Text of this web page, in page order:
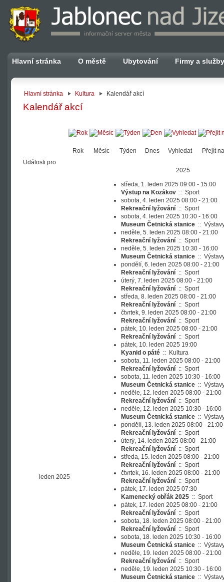
Hlavní stránka O městě Ubytování Firmy a služby
Hlavní stránka Kultura Kalendář akcí
Kalendář akcí
Rok Měsíc Týden Dnes Vyhledat
Přejít
Události pro
2025
leden 2025
středa, 1. leden 2025 09:00 - 15:00
Výstup na Kozákov :: Sport
sobota, 4. leden 2025 08:00 - 21:00
Rekreační lyžování :: Sport
sobota, 4. leden 2025 10:30 - 16:00
Museum Četnická stanice ::
neděle, 5. leden 2025 08:00 - 21:00
Rekreační lyžování :: Sport
neděle, 5. leden 2025 10:30 - 16:00
Museum Četnická stanice ::
pondělí, 6. leden 2025 08:00 - 21:00
Rekreační lyžování :: Sport
úterý, 7. leden 2025 08:00 - 21:00
Rekreační lyžování :: Sport
středa, 8. leden 2025 08:00 - 21:00
Rekreační lyžování :: Sport
čtvrtek, 9. leden 2025 08:00 - 21:00
Rekreační lyžování :: Sport
pátek, 10. leden 2025 08:00 - 21:00
Rekreační lyžování :: Sport
pátek, 10. leden 2025 19:00
Kyanid o páté :: Kultura
sobota, 11. leden 2025 08:00 - 21:00
Rekreační lyžování :: Sport
sobota, 11. leden 2025 10:30 - 16:00
Museum Četnická stanice ::
neděle, 12. leden 2025 08:00 - 21:00
Rekreační lyžování :: Sport
neděle, 12. leden 2025 10:30 - 16:00
Museum Četnická stanice ::
pondělí, 13. leden 2025 08:00 - 21:00
Rekreační lyžování :: Sport
úterý, 14. leden 2025 08:00 - 21:00
Rekreační lyžování :: Sport
středa, 15. leden 2025 08:00 - 21:00
Rekreační lyžování :: Sport
čtvrtek, 16. leden 2025 08:00 - 21:00
Rekreační lyžování :: Sport
pátek, 17. leden 2025 07:30
Kamenecký obřák 2025 :: Sport
pátek, 17. leden 2025 08:00 - 21:00
Rekreační lyžování :: Sport
sobota, 18. leden 2025 08:00 - 21:00
Rekreační lyžování :: Sport
sobota, 18. leden 2025 10:30 - 16:00
Museum Četnická stanice ::
neděle, 19. leden 2025 08:00 - 21:00
Rekreační lyžování :: Sport
neděle, 19. leden 2025 10:30 - 16:00
Museum Četnická stanice ::